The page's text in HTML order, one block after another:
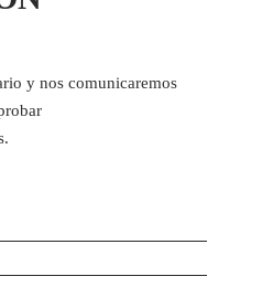
y nos comunicaremos